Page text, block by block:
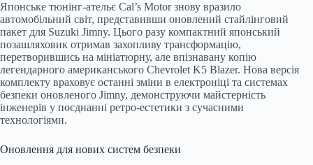
Японське тюнінг-ательє Cal’s Motor знову вразило
автомобільний світ, представивши оновлений стайлінговий
пакет для Suzuki Jimny. Цього разу компактний японський
позашляховик отримав захопливу трансформацію,
перетворившись на мініатюрну, але впізнавану копію
легендарного американського Chevrolet K5 Blazer. Нова версія
комплекту враховує останні зміни в електроніці та системах
безпеки оновленого Jimny, демонструючи майстерність
інженерів у поєднанні ретро-естетики з сучасними
технологіями.
Оновлення для нових систем безпеки